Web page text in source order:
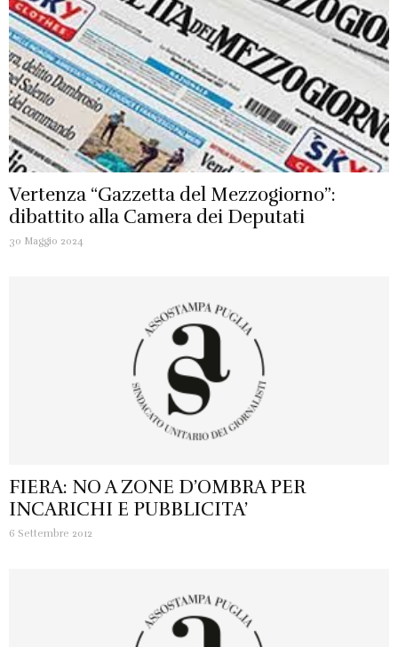
Vertenza “Gazzetta del Mezzogiorno”:
dibattito alla Camera dei Deputati
30 Maggio 2024
FIERA: NO A ZONE D’OMBRA PER
INCARICHI E PUBBLICITA’
6 Settembre 2012